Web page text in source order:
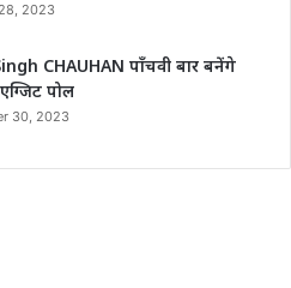
2023
CHAUHAN पाँचवी बार बनेंगे
पोल
30, 2023